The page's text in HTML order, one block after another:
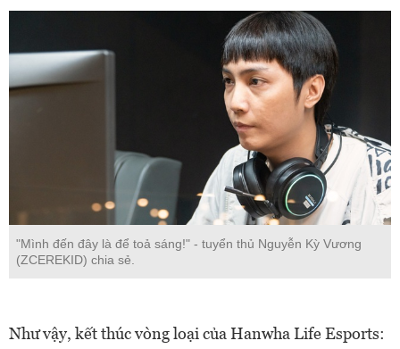
"Mình đến đây là để toả sáng!" - tuyển thủ Nguyễn Kỳ Vương
(ZCEREKID) chia sẻ.
Như vậy, kết thúc vòng loại của Hanwha Life Esports: